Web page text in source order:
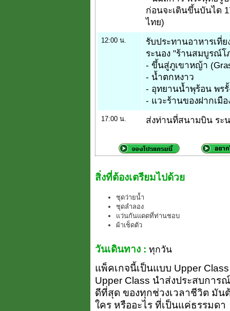
ก่อนจะเดินขึ้นบันได
ไทย)
12:00 น.
รับประทานอาหารเที่
ระนอง "ร้านสมบูรณ์โ
- ขึ้นสู่ภูเขาหญ้า
- น้ำตกหงาว
- อุทยานน้ำพุร้อน พร
- แวะร้านของฝากเมือ
17:00 น. ส่งท่านที่สนามบิน ระ
สิ่งที่ต้องเตรียมไปด้วย
ชุดว่ายน้ำ
ชุดลำลอง
แว่นกันแดดที่ท่านชอบ
ผ้าเช็ดตัว
วันเดินทาง : ทุกวัน
แพ็คเกจนี้เป็นแบบ Upper
Upper Class นำส่งประสบการ
ดีที่สุด ของทุกช่วงเวลาชีวิต มัน
ใคร หรืออะไร ที่เป็นแค่ธรรมดา